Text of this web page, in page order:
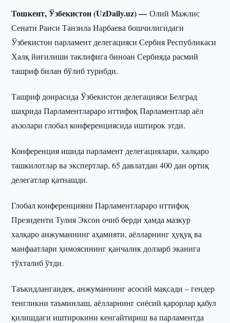
Тошкент, Ўзбекистон (UzDaily.uz) —Олий Мажлис
Сенати Раиси Танзила Нарбаева бошчилигидаги
Ўзбекистон парламент делегацияси Сербия Республикаси
Халқ йиғилиши таклифига биноан Сербияда расмий
ташриф билан бўлиб турибди.
Ташриф доирасида Ўзбекистон делегацияси Белград
шаҳрида Парламентлараро иттифоқ Парламентлар аёл
аъзолари глобал конференциясида иштирок этди.
Конференция ишида парламент делегациялари, халқаро
ташкилотлар ва экспертлар, 65 давлатдан 400 дан ортиқ
делегатлар қатнашди.
Глобал конференцияни Парламентлараро иттифоқ
Президенти Тулия Эксон очиб берди ҳамда мазкур
халқаро анжуманнинг аҳамияти, аёлларнинг ҳуқуқ ва
манфаатлари ҳимоясининг қанчалик долзарб эканига
тўхталиб ўтди.
Таъкидлангаидек, анжуманнинг асосий мақсади – гендер
тенгликни таъминлаш, аёлларнинг сиёсий қарорлар қабул
қилишдаги иштирокини кенгайтириш ва парламентда